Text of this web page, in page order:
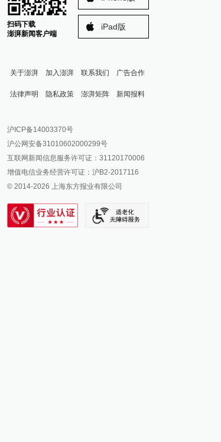
扫码下载
澎湃新闻客户端
iPad版
关于澎湃 加入澎湃 联系我们 广告合作
法律声明 隐私政策 澎湃矩阵
澎湃新闻公众号
澎湃新闻抖音号
派生万物开放平台
IP SHANGHAI
SIXTH TONE
新闻报料
报料邮箱: news@thepaper.cn
沪ICP备14003370号
沪公网安备31010602000299号
互联网新闻信息服务许可证：31120170006
增值电信业务经营许可证：沪B2-2017116
© 2014-2026 上海东方报业有限公司